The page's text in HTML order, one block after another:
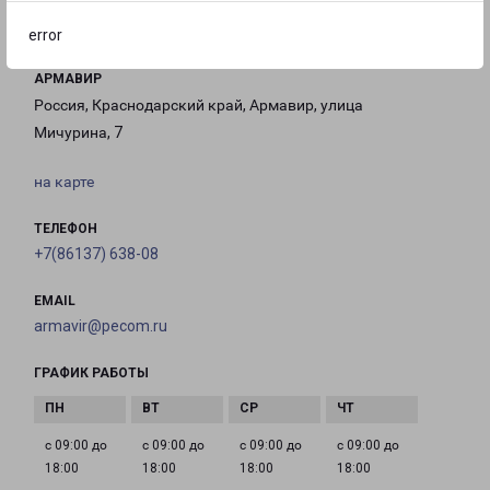
error
АРМАВИР
Россия, Краснодарский край, Армавир, улица
Мичурина, 7
на карте
ТЕЛЕФОН
+7(86137) 638-08
EMAIL
armavir@pecom.ru
ГРАФИК РАБОТЫ
с 09:00 до
18:00
с 09:00 до
18:00
с 09:00 до
18:00
с 09:00 до
18:00